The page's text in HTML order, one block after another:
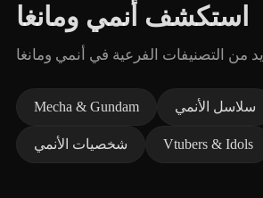
استكشف أنمي ومانغا
Mecha & Gundam سلاسل الأنمي
شخصيات الأنمي Vtubers & Idols